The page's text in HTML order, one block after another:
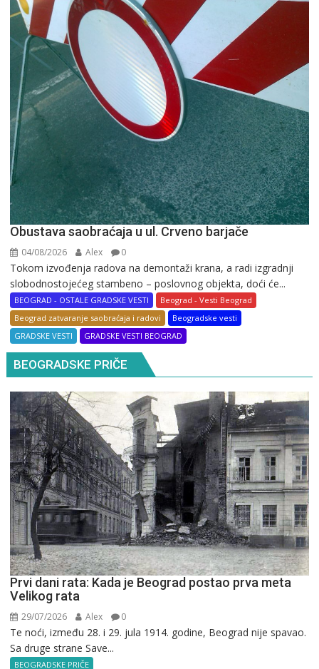
Obustava saobraćaja u ul. Crveno barjače
04/08/2026 Alex 0
Tokom izvođenja radova na demontaži krana, a radi izgradnji
slobodnostojećeg stambeno – poslovnog objekta, doći će...
BEOGRAD - OSTALE GRADSKE VESTI
Beograd - Vesti Beograd
Beograd zatvaranje saobraćaja i radovi
Beogradske vesti
GRADSKE VESTI
GRADSKE VESTI BEOGRAD
BEOGRADSKE PRIČE
Prvi dani rata: Kada je Beograd postao prva meta
Velikog rata
29/07/2026 Alex 0
Te noći, između 28. i 29. jula 1914. godine, Beograd nije spavao.
Sa druge strane Save...
BEOGRADSKE PRIČE